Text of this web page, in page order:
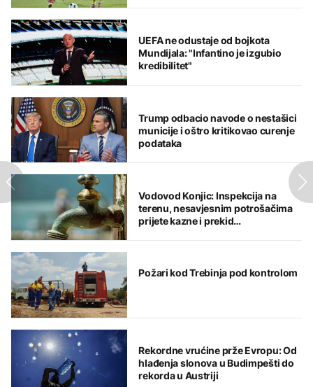
UEFA ne odustaje od bojkota
Mundijala: "Infantino je izgubio
kredibilitet"
Trump odbacio navode o nestašici
municije i oštro kritikovao curenje
podataka
Vodovod Konjic: Inspekcija na
terenu, nesavjesnim potrošačima
prijete kazne i prekid
Požari kod Trebinja pod kontrolom
Rekordne vrućine prže Evropu: Od
hlađenja slonova u Budimpešti do
rekorda u Austriji